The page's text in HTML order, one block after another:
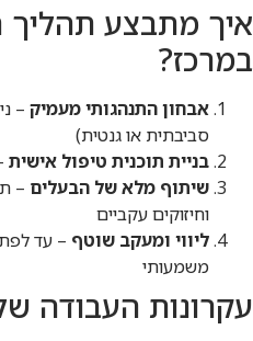
איך מתבצע תהליך
במרכז?
אבחון התנהגותי מעמיק –
סביבתית או גנטית)
בניית תוכנית טיפול אישית
שיתוף מלא של הבעלים –
וחיזוקים עקביים
ליווי ומעקב שוטף – עד
משמעותי
עקרונות העבודה